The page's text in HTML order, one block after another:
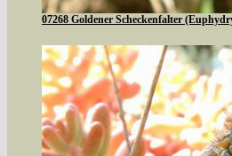
07268 Goldener Scheckenfalter